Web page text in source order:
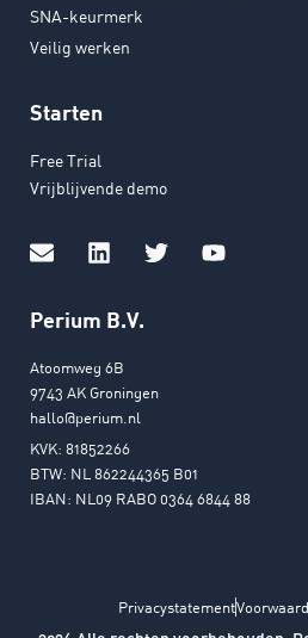
SNA-keurmerk
Veilig werken
Starten
Free Trial
Vrijblijvende demo
Perium B.V.
Atoomweg 6B
9743 AK Groningen
hallo@perium.nl
KVK: 81852266
BTW: NL 862244365 B01
IBAN: NL09 RABO 0364 6844 88
Privacystatement